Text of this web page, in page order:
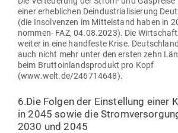
einer erheb­lichen Deindus­tria­li­sierung
(die Insol­venzen im Mit­tel­stand haben in
nommen- FAZ, 04.08.2023). Die
weiter in eine hand­feste Krise.
auch nicht mehr unter den ersten zehn
beim Brut­to­in­lands­produkt pro Kopf
(www.welt.de/246714648).
6.Die Folgen der Ein­stellung einer
in 2045 sowie die
2030 und 2045